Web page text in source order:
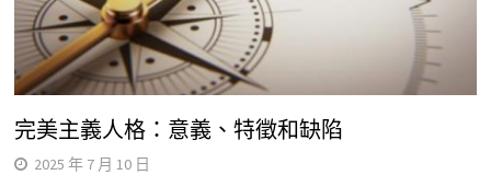
完美主義人格：意義、特徵和缺陷
2025 年 7 月 10 日